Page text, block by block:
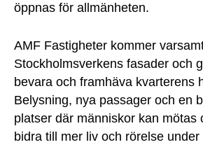
öppnas för allmänheten.
AMF Fastigheter kommer
Stockholmsverkens fasader och
bevara och framhäva kvarterens
Belysning, nya passager och en
platser där människor kan mötas
bidra till mer liv och rörelse